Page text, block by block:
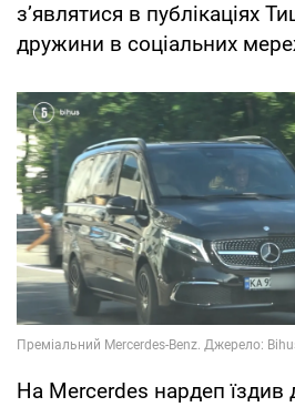
зʼявлятися в публікаціях
дружини в соціальних
На Mercerdes нардеп їздив